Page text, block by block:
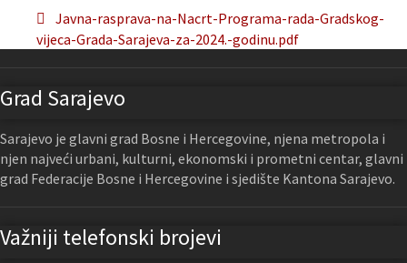
Javna-rasprava-na-Nacrt-Programa-rada-Gradskog-
vijeca-Grada-Sarajeva-za-2024.-godinu.pdf
Grad Sarajevo
Sarajevo je glavni grad Bosne i Hercegovine, njena metropola i
njen najveći urbani, kulturni, ekonomski i prometni centar, glavni
grad Federacije Bosne i Hercegovine i sjedište Kantona Sarajevo.
Važniji telefonski brojevi